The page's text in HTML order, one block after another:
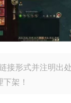
接形式并注明出处
架！